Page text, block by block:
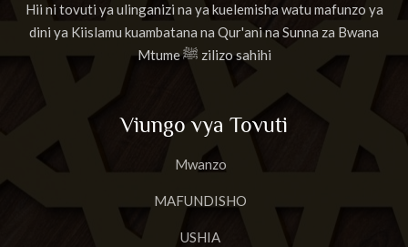
Hii ni tovuti ya ulinganizi na ya kuelemisha watu mafunzo ya
dini ya Kiislamu kuambatana na Qur'ani na Sunna za Bwana
Mtume ﷺ zilizo sahihi
Viungo vya Tovuti
Mwanzo
MAFUNDISHO
USHIA